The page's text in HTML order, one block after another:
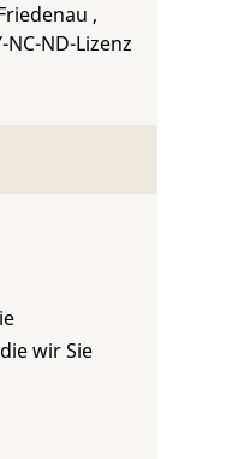
,
NC-ND-Lizenz
wir Sie